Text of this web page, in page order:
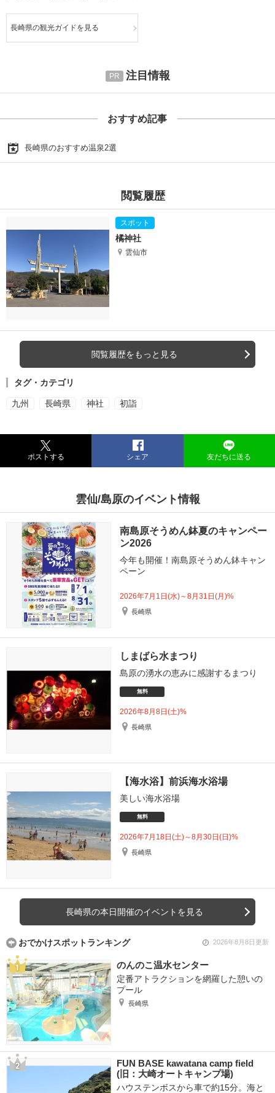
長崎県の観光ガイドを見る
注目情報
おすすめ記事
長崎県のおすすめ温泉2選
閲覧履歴
橘神社
雲仙市
閲覧履歴をもっと見る
タグ・カテゴリ
九州 長崎県 神社 初詣
ポストする シェア 友だちに送る
雲仙/島原のイベント情報
南島原そうめん鉢夏のキャンペー
ン2026
今年も開催！南島原そうめん鉢キャン
ペーン
2026年7月1日(水)～8月31日(月)%
長崎県
しまばら水まつり
島原の湧水の恵みに感謝するまつり
無料
2026年8月8日(土)%
長崎県
【海水浴】前浜海水浴場
美しい海水浴場
無料
2026年7月18日(土)～8月30日(日)%
長崎県
長崎県の本日開催のイベントを見る
おでかけスポットランキング 2026年8月8日更新
のんのこ温水センター
定番アトラクションを網羅した憩いの
プール
長崎県
FUN BASE kawatana camp field
(旧：大崎オートキャンプ場)
ハウステンボスから車で約15分。海と